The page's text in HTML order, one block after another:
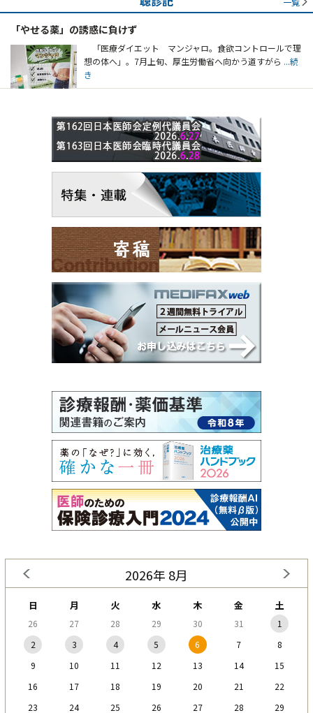
「やせる薬」の誘惑に負けず
「医療ダイエット マンジャロ。食欲コントロールで理
想の体へ」。7月上旬、厚生労働省へ向かう道すがら ...続
き
2026年 8月
日 月 火 水 木 金 土
26 27 28 29 30 31
1
2
3 4 5 6 7
8
9
10 11 12 13 14
15
16
17 18 19 20 21
22
23
24 25 26 27 28
29